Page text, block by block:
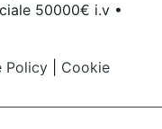
50000€ i.v •
Policy
Cookie